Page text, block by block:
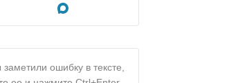
ошибку в тексте,